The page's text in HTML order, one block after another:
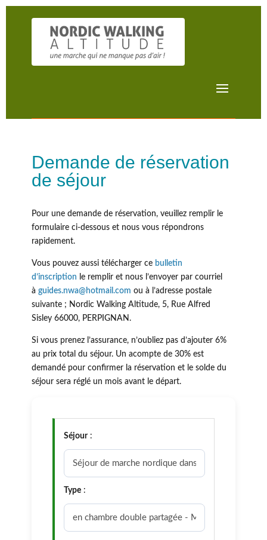
Demande de réservation
de séjour
Pour une demande de réservation, veuillez remplir le
formulaire ci-dessous et nous vous répondrons
rapidement.
Vous pouvez aussi télécharger ce bulletin
d’inscription le remplir et nous l’envoyer par courriel
à guides.nwa@hotmail.com ou à l’adresse postale
suivante ; Nordic Walking Altitude, 5, Rue Alfred
Sisley 66000, PERPIGNAN.
Si vous prenez l’assurance, n’oubliez pas d’ajouter 6%
au prix total du séjour. Un acompte de 30% est
demandé pour confirmer la réservation et le solde du
séjour sera réglé un mois avant le départ.
Séjour:
Type: